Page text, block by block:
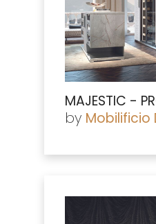
MAJESTIC -
by Mobilificio